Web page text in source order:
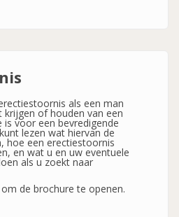
als een man
of houden van een
voor een bevredigende
lezen wat hiervan de
hoe een erectiestoornis
en wat u en uw eventuele
als u zoekt naar
de brochure te openen.